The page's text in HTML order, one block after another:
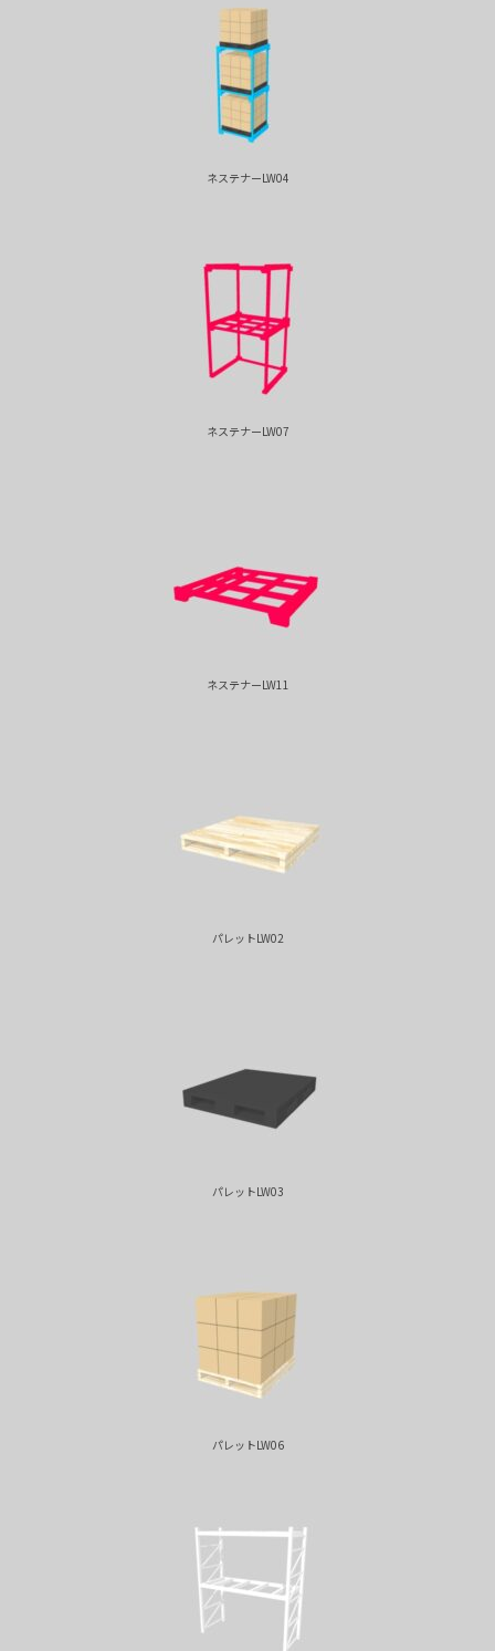
ネステナーLW04
ネステナーLW07
ネステナーLW11
パレットLW02
パレットLW03
パレットLW06